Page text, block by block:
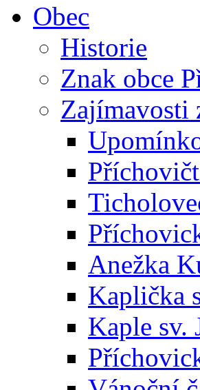
Obec
Historie
Znak obce
Zajímavosti
Anežka
Kaplička
Kaple sv.